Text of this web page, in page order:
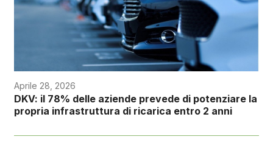
Aprile 28, 2026
DKV: il 78% delle aziende prevede di potenziare la
propria infrastruttura di ricarica entro 2 anni